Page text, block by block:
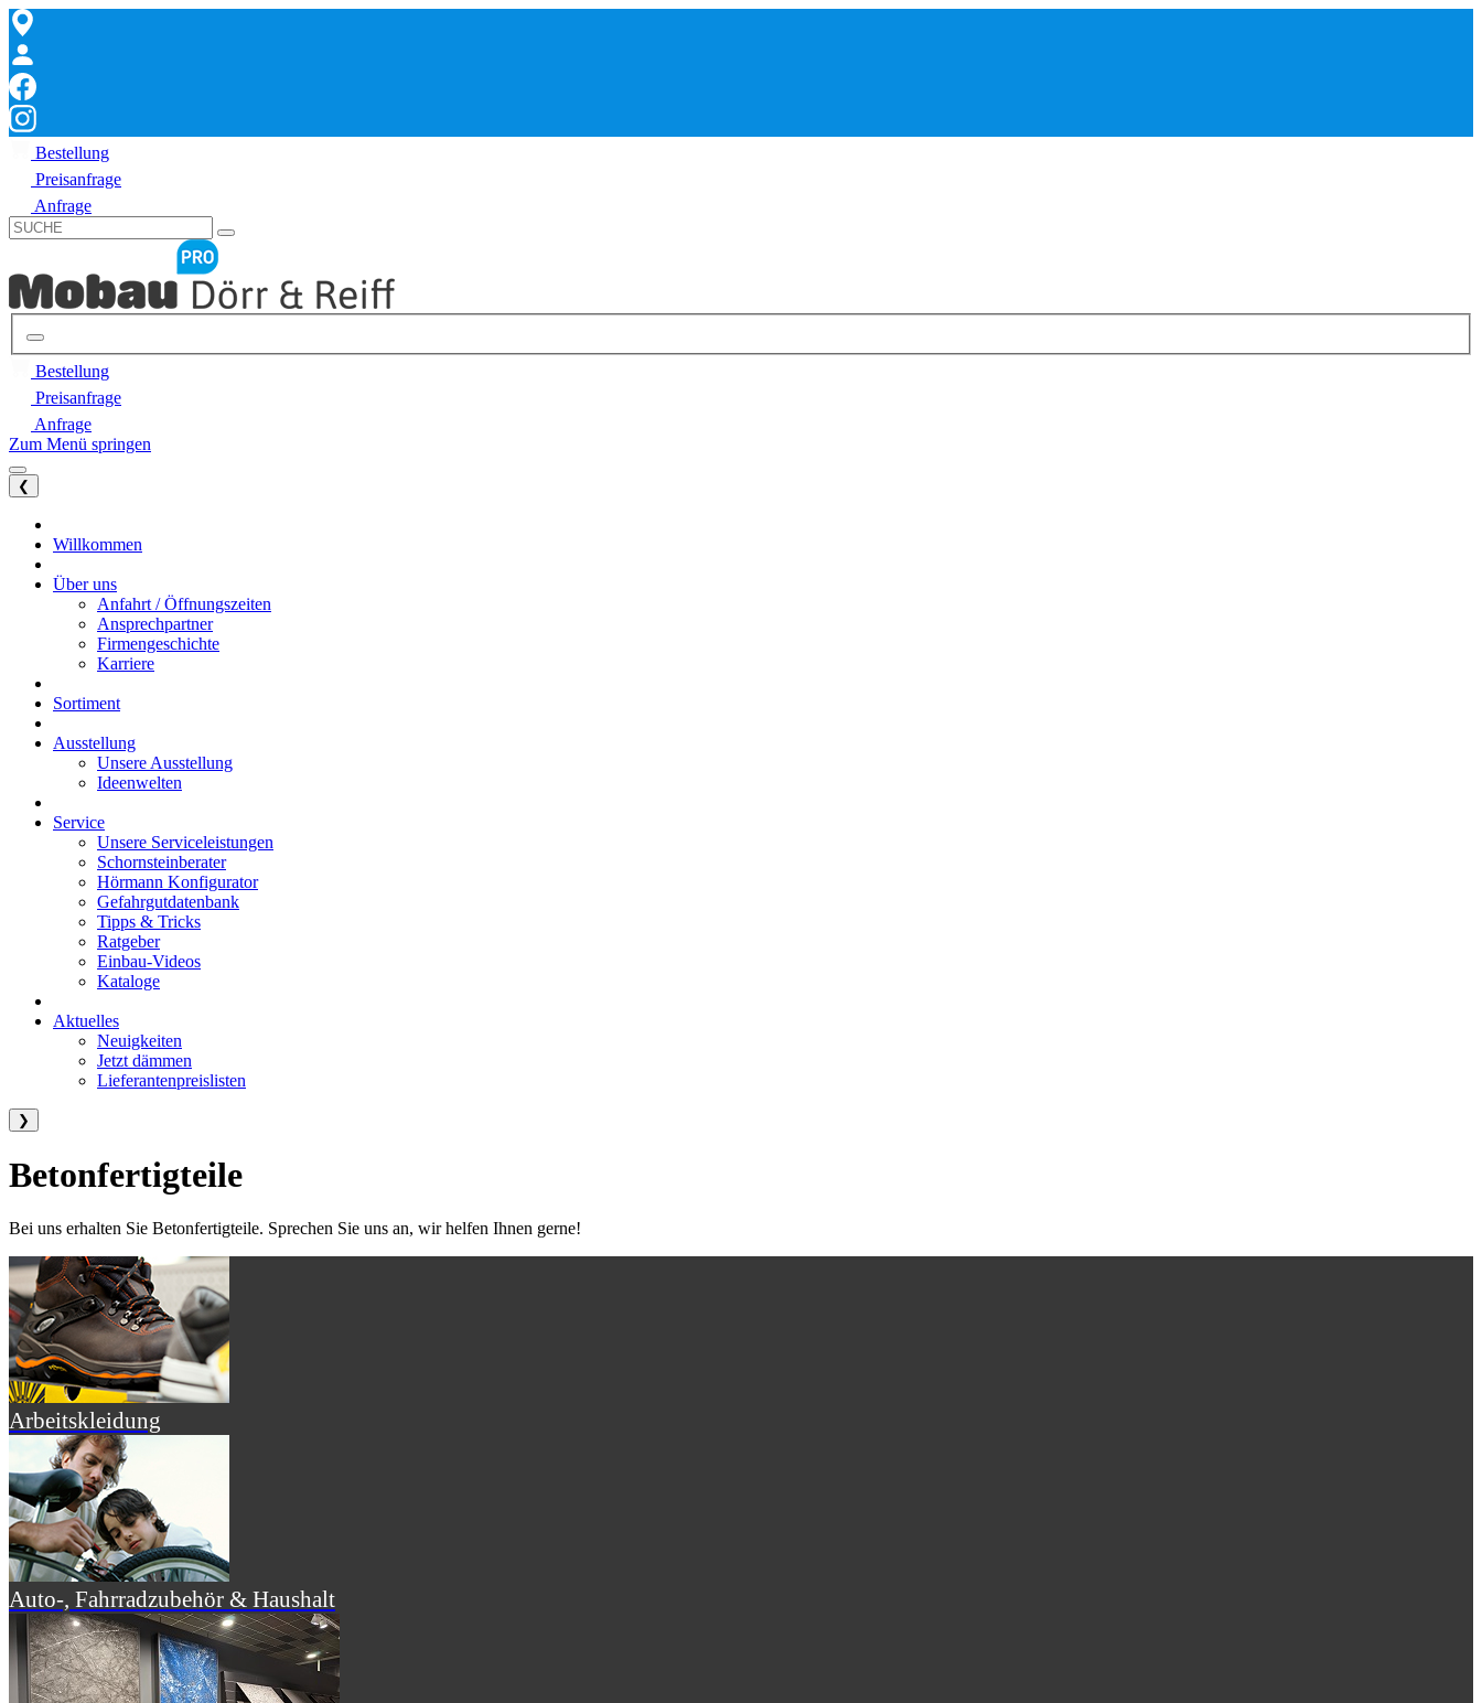
Bestellung
Preisanfrage
Anfrage
Bestellung
Preisanfrage
Anfrage
Zum Menü springen
❮
Willkommen
Über uns
Anfahrt / Öffnungszeiten
Ansprechpartner
Firmengeschichte
Karriere
Sortiment
Ausstellung
Unsere Ausstellung
Ideenwelten
Service
Unsere Serviceleistungen
Schornsteinberater
Hörmann Konfigurator
Gefahrgutdatenbank
Tipps & Tricks
Ratgeber
Einbau-Videos
Kataloge
Aktuelles
Neuigkeiten
Jetzt dämmen
Lieferantenpreislisten
❯
Betonfertigteile
Bei uns erhalten Sie Betonfertigteile. Sprechen Sie uns an, wir helfen Ihnen gerne!
Arbeitskleidung
Auto-, Fahrradzubehör & Haushalt